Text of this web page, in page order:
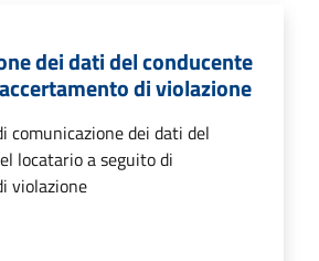
dei dati del conducente
di violazione
comunicazione dei dati del
locatario a seguito di
violazione